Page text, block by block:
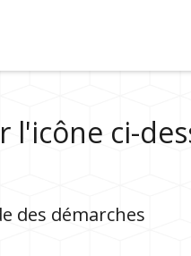
l'icône ci-
des démarches